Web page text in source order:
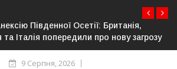
посилює кордон із Росією:
інфраструктури
9 Серпня, 2026